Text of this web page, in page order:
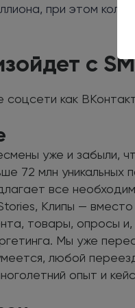
при этом
с
соцсети как
уже и забыли,
72 млн уникальных
все
Клипы — вместо
товары, опросы и,
Мы уже
любой
опыт и